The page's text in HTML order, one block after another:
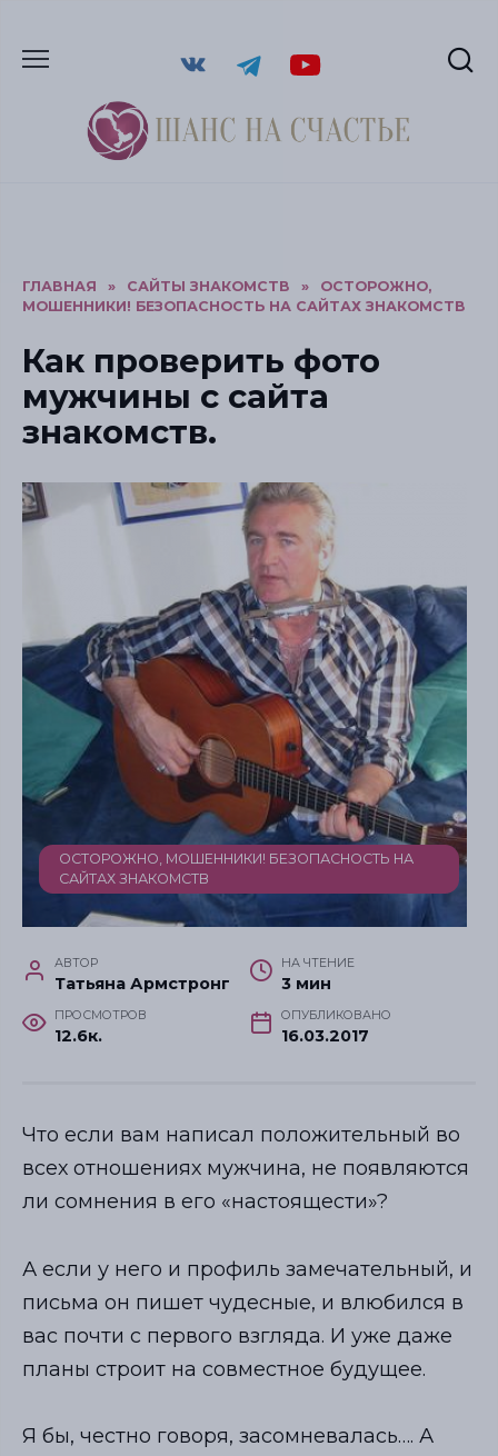
ГЛАВНАЯ » САЙТЫ ЗНАКОМСТВ »
ОСТОРОЖНО,
МОШЕННИКИ! БЕЗОПАСНОСТЬ НА САЙТАХ ЗНАКОМСТВ
Как проверить фото
мужчины с сайта
знакомств.
ОСТОРОЖНО, МОШЕННИКИ! БЕЗОПАСНОСТЬ НА
САЙТАХ ЗНАКОМСТВ
АВТОР
Татьяна Армстронг
НА ЧТЕНИЕ
3 мин
ПРОСМОТРОВ
12.6к.
ОПУБЛИКОВАНО
16.03.2017
Что если вам написал положительный во
всех отношениях мужчина, не появляются
ли сомнения в его «настоящести»?
А если у него и профиль замечательный, и
письма он пишет чудесные, и влюбился в
вас почти с первого взгляда. И уже даже
планы строит на совместное будущее.
Я бы, честно говоря, засомневалась…. А